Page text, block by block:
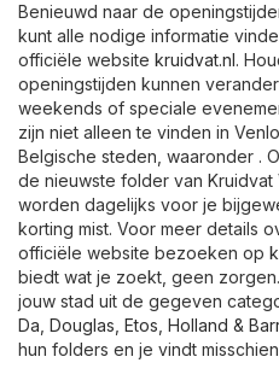
Benieuwd naar de
kunt alle nodige informatie
officiële website kruidvat.nl.
openingstijden kunnen
weekends of speciale
zijn niet alleen te vinden in
Belgische steden, waaronder .
de nieuwste folder van
worden dagelijks voor je
korting mist. Voor meer details
officiële website bezoeken op
biedt wat je zoekt, geen
jouw stad uit de gegeven
Da Douglas Etos Holland &
hun folders en je vindt